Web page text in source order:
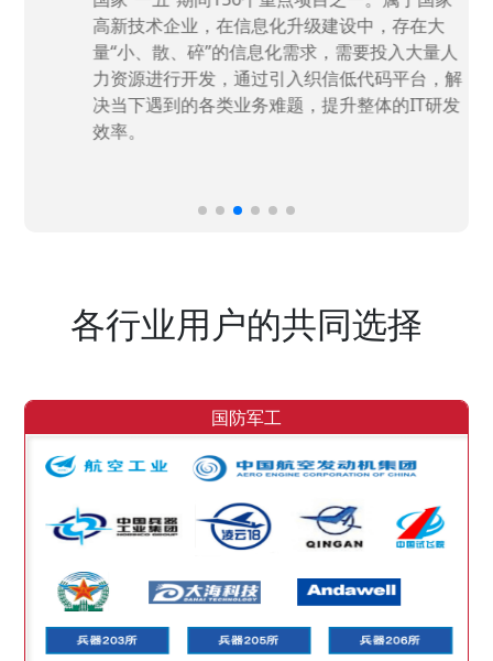
高新技术企业，在信息化升级建设中，存在大
量“小、散、碎”的信息化需求，需要投入大量人
力资源进行开发，通过引入织信低代码平台，解
决当下遇到的各类业务难题，提升整体的IT研发
效率。
各行业用户的共同选择
国防军工